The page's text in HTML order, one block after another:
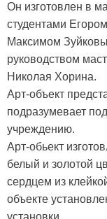
Он изготовлен в
студентами
Максимом
руководством
Николая Хорина.
Арт-объект
подразумевает
учреждению.
Арт-обьект
белый и золотой
сердцем из
объекте
установки.